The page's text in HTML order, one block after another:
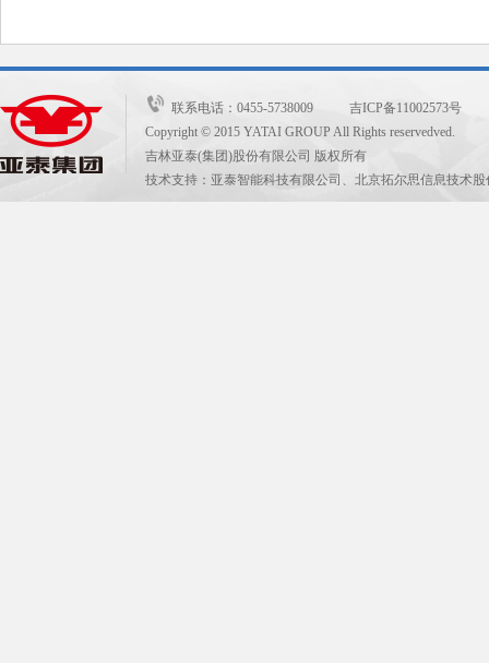
联系电话：0455-5738009 吉ICP备11002573号
Copyright © 2015 YATAI GROUP All Rights reservedved.
吉林亚泰(集团)股份有限公司 版权所有
技术支持：亚泰智能科技有限公司、北京拓尔思信息技术